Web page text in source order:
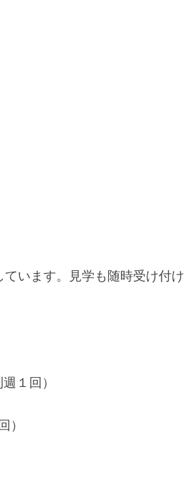
います。見学も随時受け付
１回）
）